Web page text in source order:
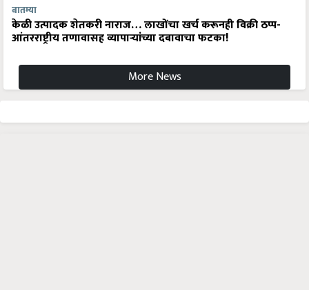
बातम्या
केळी उत्पादक शेतकरी नाराज… लाखोंचा खर्च करूनही विक्री ठप्प-
आंतरराष्ट्रीय तणावासह व्यापाऱ्यांच्या दबावाचा फटका!
More News